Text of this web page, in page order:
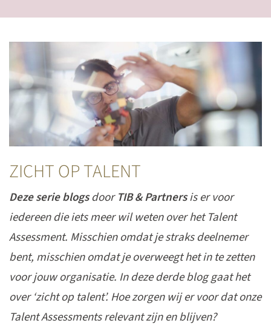
ZICHT OP TALENT
Deze serie blogsdoorTIB & Partnersis er voor
iedereen die iets meer wil weten over het Talent
Assessment. Misschien omdat je straks deelnemer
bent, misschien omdat je overweegt het in te zetten
voor jouw organisatie. In deze derde blog gaat het
over ‘zicht op talent’. Hoe zorgen wij er voor dat onze
Talent Assessments relevant zijn en blijven?